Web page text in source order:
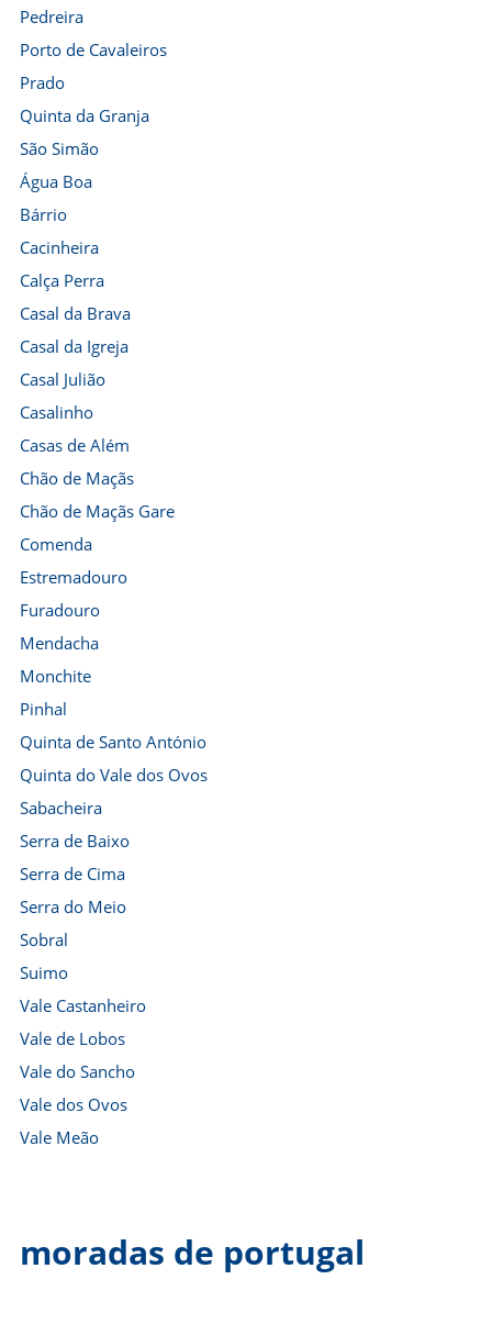
Pedreira
Porto de Cavaleiros
Prado
Quinta da Granja
São Simão
Água Boa
Bárrio
Cacinheira
Calça Perra
Casal da Brava
Casal da Igreja
Casal Julião
Casalinho
Casas de Além
Chão de Maçãs
Chão de Maçãs Gare
Comenda
Estremadouro
Furadouro
Mendacha
Monchite
Pinhal
Quinta de Santo António
Quinta do Vale dos Ovos
Sabacheira
Serra de Baixo
Serra de Cima
Serra do Meio
Sobral
Suimo
Vale Castanheiro
Vale de Lobos
Vale do Sancho
Vale dos Ovos
Vale Meão
moradas de portugal